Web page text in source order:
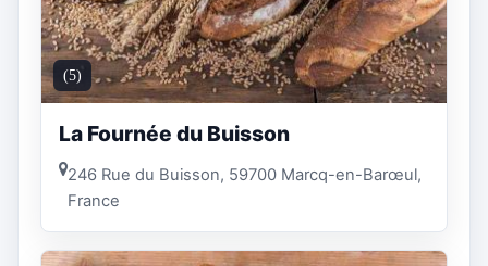
(5)
La Fournée du Buisson
246 Rue du Buisson, 59700 Marcq-en-Barœul,
France